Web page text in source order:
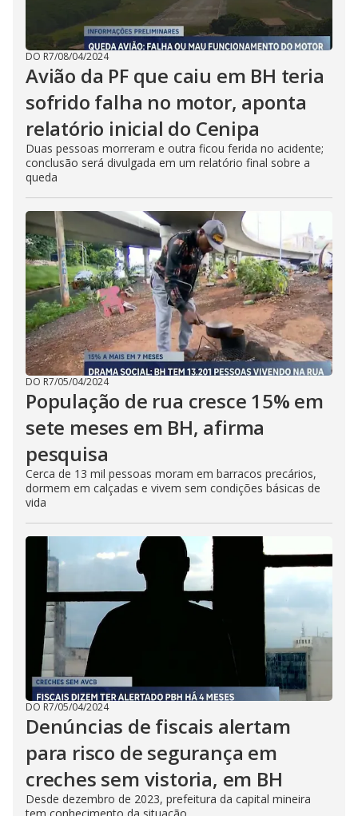
DO R7/08/04/2024
Avião da PF que caiu em BH teria
sofrido falha no motor, aponta
relatório inicial do Cenipa
Duas pessoas morreram e outra ficou ferida no acidente;
conclusão será divulgada em um relatório final sobre a
queda
DO R7/05/04/2024
População de rua cresce 15% em
sete meses em BH, afirma
pesquisa
Cerca de 13 mil pessoas moram em barracos precários,
dormem em calçadas e vivem sem condições básicas de
vida
DO R7/05/04/2024
Denúncias de fiscais alertam
para risco de segurança em
creches sem vistoria, em BH
Desde dezembro de 2023, prefeitura da capital mineira